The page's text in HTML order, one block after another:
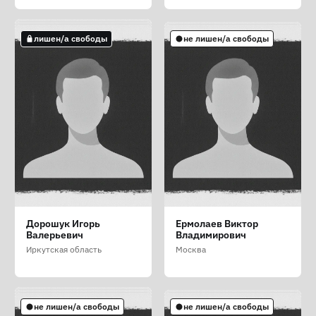
Волков Андрей
Андреевич
Приморский край
не лишен/а свободы
Гончарова Александра
Александровна
Челябинская область
лишен/а свободы
Горбань Владимир
Сергеевич (Горбань
Володимир Сергійович)
лишен/а свободы
Дорошук Игорь
Валерьевич
Иркутская область
не лишен/а свободы
Ермолаев Виктор
Владимирович
Москва
не лишен/а свободы не лишен/а свободы
не лишен/а свободы не лишен/а свободы